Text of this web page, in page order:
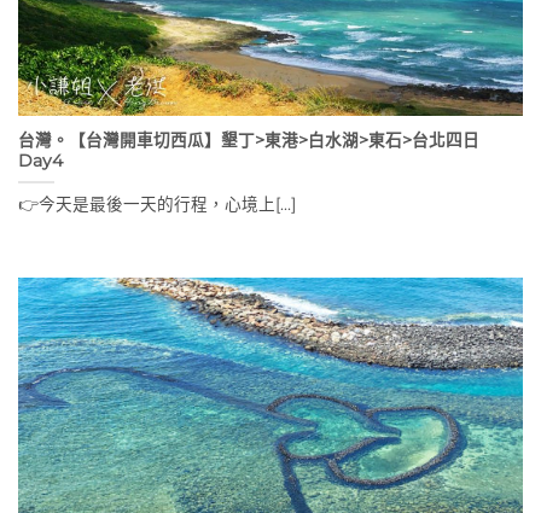
台灣。【台灣開車切西瓜】墾丁>東港>白水湖>東石>台北四日
Day4
👉今天是最後一天的行程，心境上[...]